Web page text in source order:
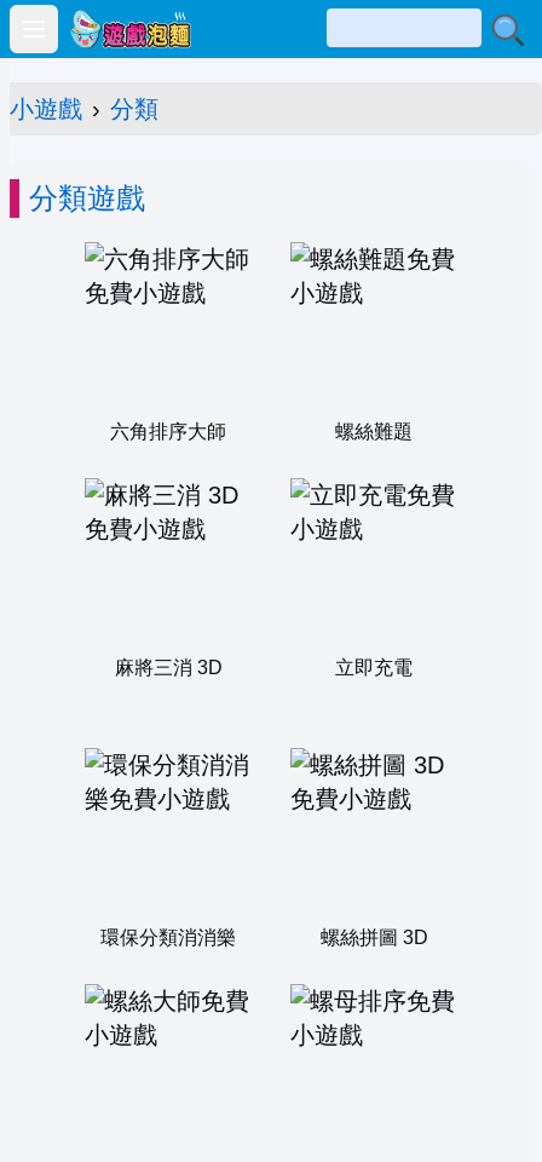
Open main menu
小遊戲 › 分類
分類遊戲
六角排序大師 螺絲難題
麻將三消 3D 立即充電
環保分類消消樂 螺絲拼圖 3D